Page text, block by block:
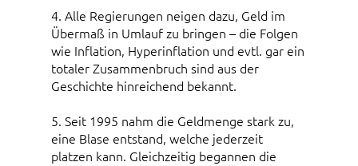
4. Alle Regierungen neigen dazu, Geld im
Übermaß in Umlauf zu bringen – die Folgen
wie Inflation, Hyperinflation und evtl. gar ein
totaler Zusammenbruch sind aus der
Geschichte hinreichend bekannt.
5. Seit 1995 nahm die Geldmenge stark zu,
eine Blase entstand, welche jederzeit
platzen kann. Gleichzeitig begannen die